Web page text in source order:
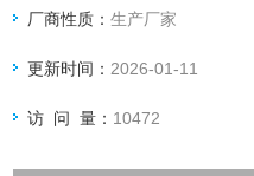
厂商性质：生产厂家
更新时间： 2026-01-11
访 问 量： 10472